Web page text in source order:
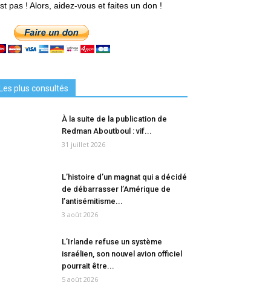
pas ! Alors, aidez-vous et faites un don !
Les plus consultés
À la suite de la publication de
Redman Aboutboul : vif...
31 juillet 2026
L’histoire d’un magnat qui a décidé
de débarrasser l’Amérique de
l’antisémitisme...
3 août 2026
L’Irlande refuse un système
israélien, son nouvel avion officiel
pourrait être...
5 août 2026